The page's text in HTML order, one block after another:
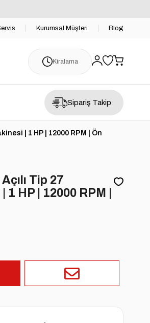
Kurumsal Müşteri Blog
Kiralama
Sipariş Takip
| 1 HP | 12000 RPM | Ön
Tip 27
HP | 12000 RPM |